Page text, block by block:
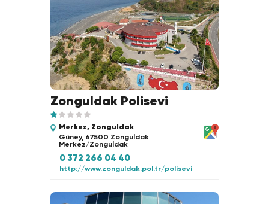
Zonguldak Polisevi
Merkez, Zonguldak
Güney, 67500 Zonguldak
Merkez/Zonguldak
0 372 266 04 40
http://www.zonguldak.pol.tr/polisevi